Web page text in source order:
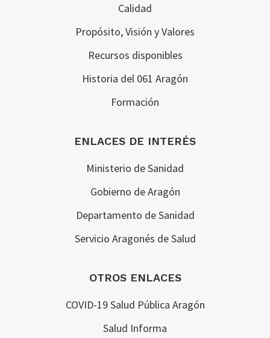
Calidad
Propósito, Visión y Valores
Recursos disponibles
Historia del 061 Aragón
Formación
ENLACES DE INTERÉS
Ministerio de Sanidad
Gobierno de Aragón
Departamento de Sanidad
Servicio Aragonés de Salud
OTROS ENLACES
COVID-19 Salud Pública Aragón
Salud Informa